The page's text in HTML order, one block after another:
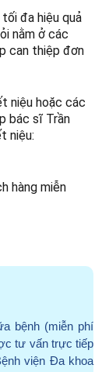
đa hiệu quả
nằm ở các
can thiệp đơn
niệu hoặc các
bác sĩ Trần
niệu:
hàng miễn
bệnh (miễn phí
tư vấn trực tiếp
viện Đa khoa